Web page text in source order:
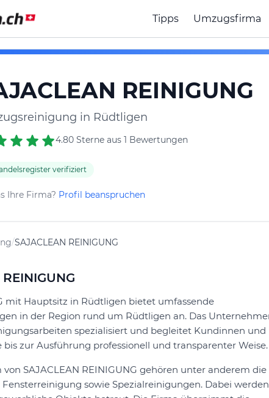
Tipps Umzugsfirma
REINIGUNG
in Rüdtligen
4.80 Sterne aus 1 Bewertungen
verifiziert
Ihre Firma? Profil beanspruchen
/SAJACLEAN REINIGUNG
mit Hauptsitz in Rüdtligen bietet umfassende
in der Region rund um Rüdtligen an. Das
spezialisiert und begleitet Kundinnen und
zur Ausführung professionell und transparenter Weise.
SAJACLEAN REINIGUNG gehören unter anderem die
sowie Spezialreinigungen. Dabei werden